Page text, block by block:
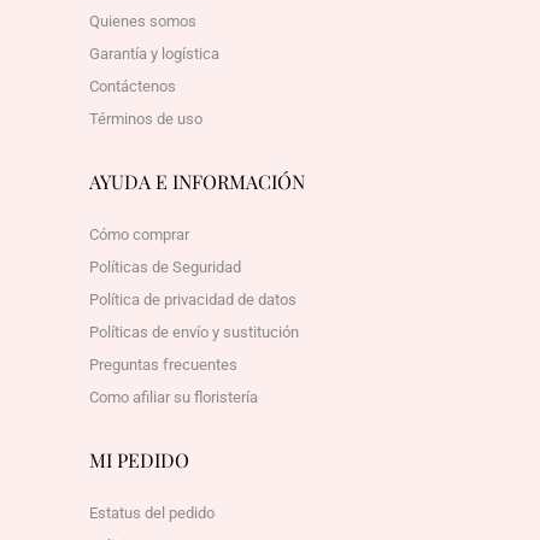
Quienes somos
Garantía y logística
Contáctenos
Términos de uso
AYUDA E INFORMACIÓN
Cómo comprar
Políticas de Seguridad
Política de privacidad de datos
Políticas de envío y sustitución
Preguntas frecuentes
Como afiliar su floristería
MI PEDIDO
Estatus del pedido